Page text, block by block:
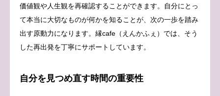
価値観や人生観を再確認することができます。自分にとっ
て本当に大切なものが何かを知ることが、次の一歩を踏み
出す原動力になります。縁cafe（えんかふぇ）では、そう
した再出発を丁寧にサポートしています。
自分を見つめ直す時間の重要性